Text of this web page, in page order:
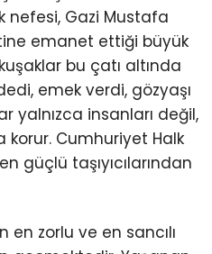
nefesi, Gazi Mustafa
emanet ettiği büyük
bu çatı altında
emek verdi, gözyaşı
yalnızca insanları değil,
korur. Cumhuriyet Halk
güçlü taşıyıcılarından
zorlu ve en sancılı